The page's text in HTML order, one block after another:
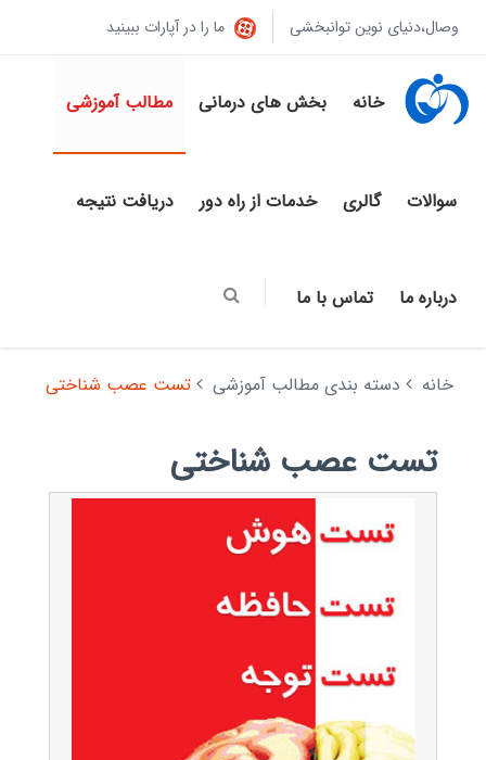
وصال،دنیای نوین توانبخشی ما را در آپارات ببینید
خانه بخش های درمانی مطالب آموزشی
سوالات گالری خدمات از راه دور دریافت نتیجه
درباره ما تماس با ما
خانه دسته بندی مطالب آموزشی تست عصب شناختی
تست عصب شناختی